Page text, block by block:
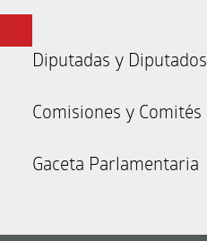
Diputadas y Diputados
Comisiones y Comités
Gaceta Parlamentaria